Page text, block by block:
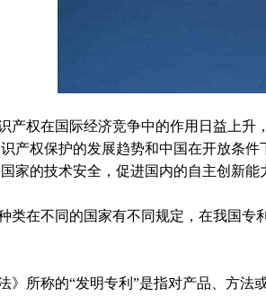
产权在国际经济竞争中的作用日益上
产权保护的发展趋势和中国在开放条
家的技术安全，促进国内的自主创新
类在不同的国家有不同规定，在我国专
法》所称的“发明专利”是指对产品、方